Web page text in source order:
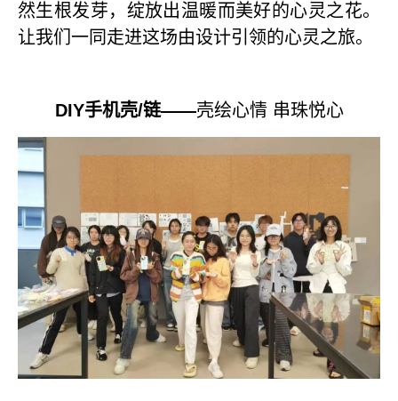
然生根发芽，绽放出温暖而美好的心灵之花。
让我们一同走进这场由设计引领的心灵之旅。
DIY手机壳/链——壳绘心情 串珠悦心